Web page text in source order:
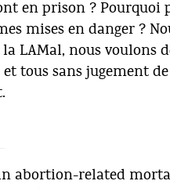
en prison ? Pourquoi
mises en danger ?
LAMal, nous voulons
tous sans jugement
in abortion-related